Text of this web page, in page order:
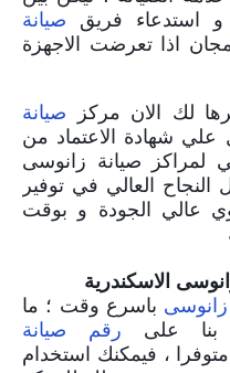
استدعاء فريق صيانة
اذا تعرضت الاجهزة
لك الان مركز صيانة
علي شهادة الاعتماد من
لمراكز صيانة زانوسى
العالي في توفير
عالي الجودة و بوقت
الاسكندرية
باسرع وقت ؛ ما
بنا على رقم صيانة
، فيمكنك استخدام